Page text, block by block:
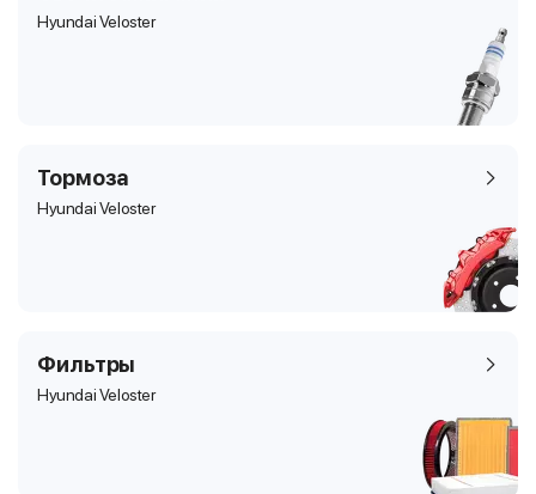
Hyundai Veloster
Тормоза
Hyundai Veloster
Фильтры
Hyundai Veloster